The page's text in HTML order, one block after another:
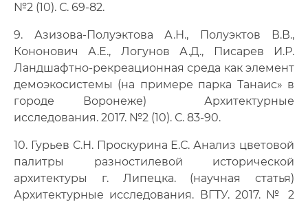
№2 (10). С. 69-82.
9. Азизова-Полуэктова А.Н., Полуэктов В.В.,
Кононович А.Е., Логунов А.Д., Писарев И.Р.
Ландшафтно-рекреационная среда как элемент
демоэкосистемы (на примере парка Танаис» в
городе Воронеже) Архитектурные
исследования. 2017. №2 (10). С. 83-90.
10. Гурьев С.Н. Проскурина Е.С. Анализ цветовой
палитры разностилевой исторической
архитектуры г. Липецка. (научная статья)
Архитектурные исследования. ВГТУ. 2017. № 2